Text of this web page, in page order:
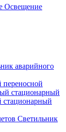
Освещение
аварийного
Светильник